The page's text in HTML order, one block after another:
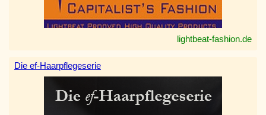
lightbeat-fashion.de
Die ef-Haarpflegeserie